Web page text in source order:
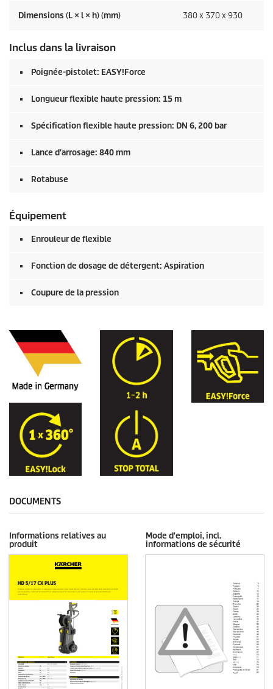
Dimensions (L × l × h) (mm) 380 x 370 x 930
Inclus dans la livraison
Poignée-pistolet: EASY!Force
Longueur flexible haute pression: 15 m
Spécification flexible haute pression: DN 6, 200 bar
Lance d'arrosage: 840 mm
Rotabuse
Équipement
Enrouleur de flexible
Fonction de dosage de détergent: Aspiration
Coupure de la pression
DOCUMENTS
Informations relatives au
produit
Mode d'emploi, incl.
informations de sécurité